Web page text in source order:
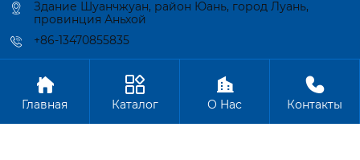
Здание Шуанчжуан, район Юань, город Луань,
провинция Аньхой
+86-13470855835
Авторское право©ООО Аньхой Вэйлань Производство Станков

Главная

Каталог

О Hас

Контакты